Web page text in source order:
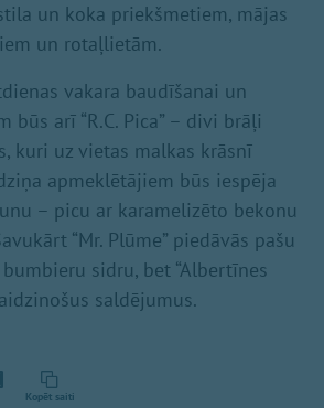
un koka priekšmetiem, mājas
un rotaļlietām.
vakara baudīšanai un
būs arī “R.C. Pica” – divi brāļi
kuri uz vietas malkas krāsnī
apmeklētājiem būs iespēja
– picu ar karamelizēto bekonu
“Mr. Plūme” piedāvās pašu
sidru, bet “Albertīnes
saldējumus.
Kopēt saiti